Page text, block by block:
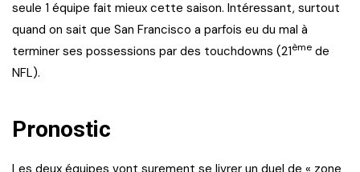
seule 1 équipe fait mieux cette saison. Intéressant, surtout
quand on sait que San Francisco a parfois eu du mal à
terminer ses possessions par des touchdowns (21ème de
NFL).
Pronostic